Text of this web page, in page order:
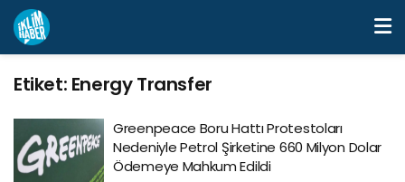
Etiket: Energy Transfer
Greenpeace Boru Hattı Protestoları
Nedeniyle Petrol Şirketine 660 Milyon Dolar
Ödemeye Mahkum Edildi